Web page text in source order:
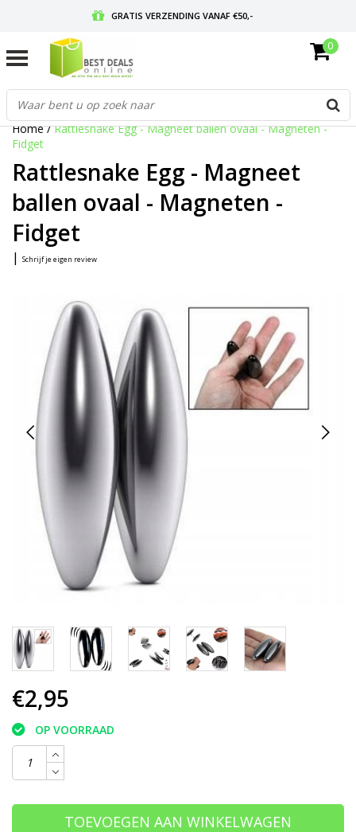
GRATIS VERZENDING VANAF €50,-
GRATIS RETOURNEREN EN 30 DAGEN BEDENKTIJD
0
Home/Rattlesnake Egg - Magneet ballen ovaal - Magneten -
Fidget
Rattlesnake Egg - Magneet
ballen ovaal - Magneten -
Fidget
| Schrijf je eigen review
€2,95
OP VOORRAAD
TOEVOEGEN AAN WINKELWAGEN